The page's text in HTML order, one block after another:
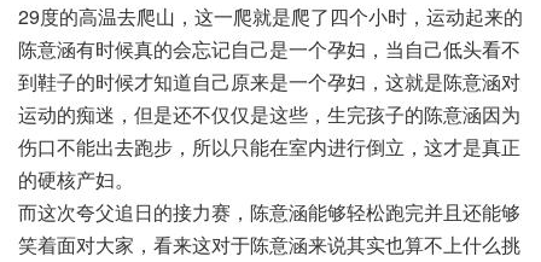
29度的高温去爬山，这一爬就是爬了四个小时，运动起来的
陈意涵有时候真的会忘记自己是一个孕妇，当自己低头看不
到鞋子的时候才知道自己原来是一个孕妇，这就是陈意涵对
运动的痴迷，但是还不仅仅是这些，生完孩子的陈意涵因为
伤口不能出去跑步，所以只能在室内进行倒立，这才是真正
的硬核产妇。
而这次夸父追日的接力赛，陈意涵能够轻松跑完并且还能够
笑着面对大家，看来这对于陈意涵来说其实也算不上什么挑